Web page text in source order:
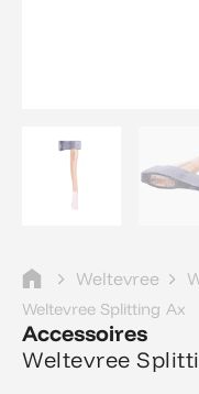
Weltevree
Weltevree Splitting Ax
Accessoires
Weltevree